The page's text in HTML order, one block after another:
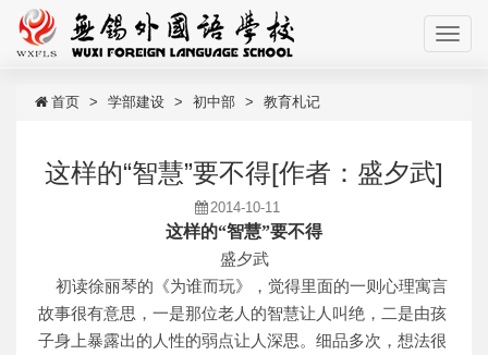
首页 学部建设 初中部 教育札记
这样的“智慧”要不得[作者：盛夕武]
2014-10-11
这样的“智慧”要不得
盛夕武
初读徐丽琴的《为谁而玩》，觉得里面的一则心理寓言
故事很有意思，一是那位老人的智慧让人叫绝，二是由孩
子身上暴露出的人性的弱点让人深思。细品多次，想法很